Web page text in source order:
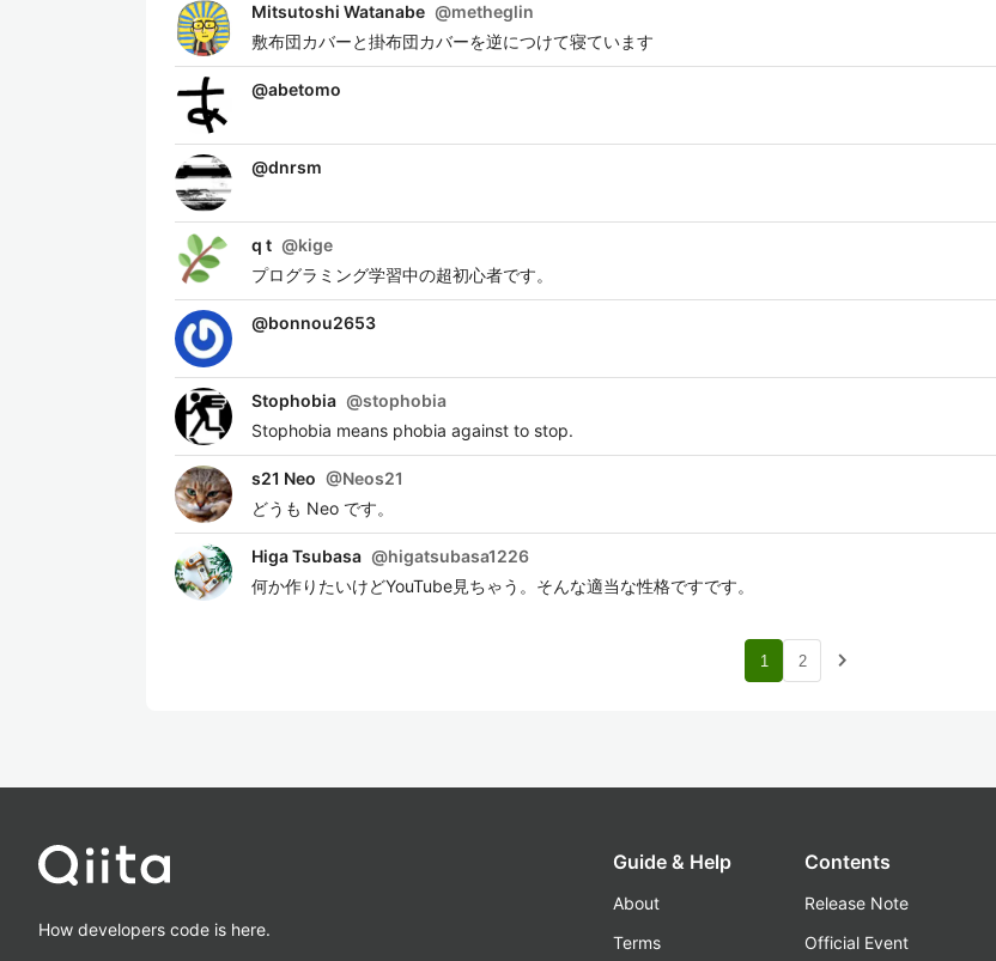
Mitsutoshi Watanabe @metheglin
敷布団カバーと掛布団カバーを逆につけて寝ています
@abetomo
@dnrsm
q t @kige
プログラミング学習中の超初心者です。
@bonnou2653
Stophobia @stophobia
Stophobia means phobia against to stop.
s21 Neo @Neos21
どうも Neo です。
Higa Tsubasa @higatsubasa1226
何か作りたいけどYouTube見ちゃう。そんな適当な性格ですです。
1 2 navigate_next
How developers code is here.
Guide & Help
About
Terms
Contents
Release Note
Official Event